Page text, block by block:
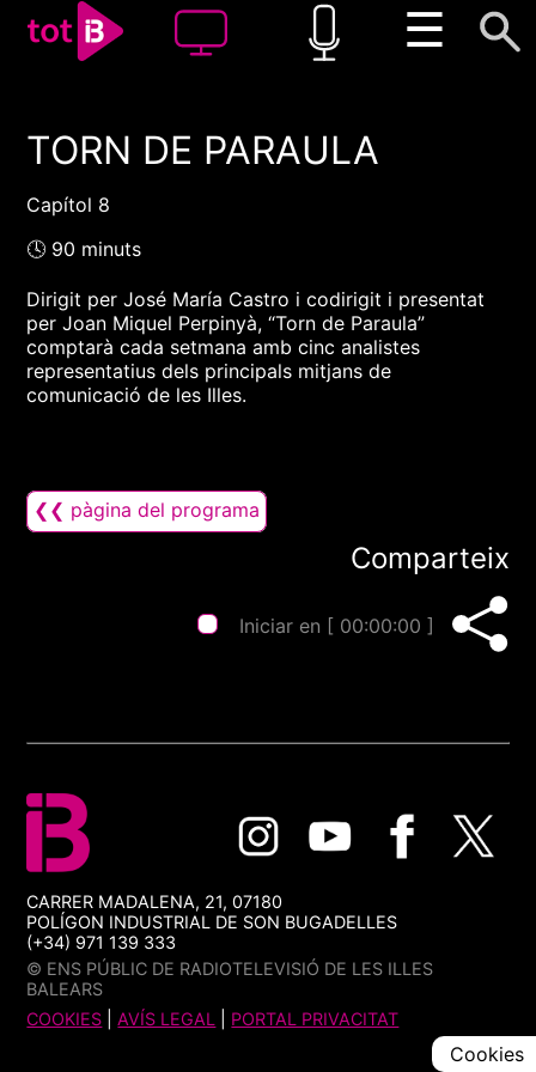
☰
00:00 00:00
TORN DE PARAULA
Capítol 8
🕓 90 minuts
Dirigit per José María Castro i codirigit i presentat
per Joan Miquel Perpinyà, “Torn de Paraula”
comptarà cada setmana amb cinc analistes
representatius dels principals mitjans de
comunicació de les Illes.
❮❮ pàgina del programa
Comparteix
Iniciar en [ 00:00:00 ]
CARRER MADALENA, 21, 07180
POLÍGON INDUSTRIAL DE SON BUGADELLES
(+34) 971 139 333
© ENS PÚBLIC DE RADIOTELEVISIÓ DE LES ILLES
BALEARS
COOKIES |AVÍS LEGAL PORTAL PRIVACITAT
Cookies